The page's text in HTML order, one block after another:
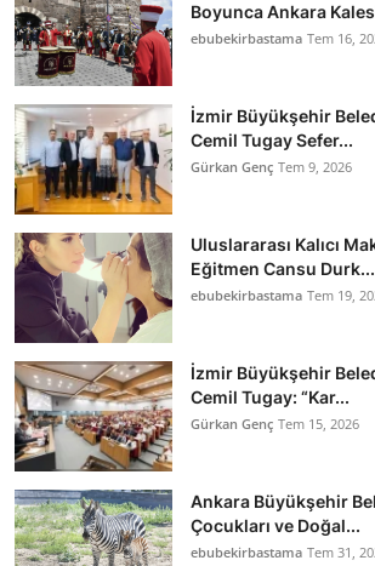
Boyunca Ankara
ebubekirbastama Tem 16,
İzmir Büyükşehir
Cemil Tugay Sefer...
Gürkan Genç Tem 9, 2026
Uluslararası Kalıcı
Eğitmen Cansu Durk...
ebubekirbastama Tem 19,
İzmir Büyükşehir
Cemil Tugay: “Kar...
Gürkan Genç Tem 15, 2026
Ankara Büyükşehir
Çocukları ve Doğal...
ebubekirbastama Tem 31,